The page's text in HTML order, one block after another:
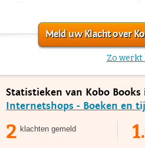
Meld uw Klacht over
Zo werkt
Statistieken van Kobo
Internetshops - Boeken en
2 klachten gemeld